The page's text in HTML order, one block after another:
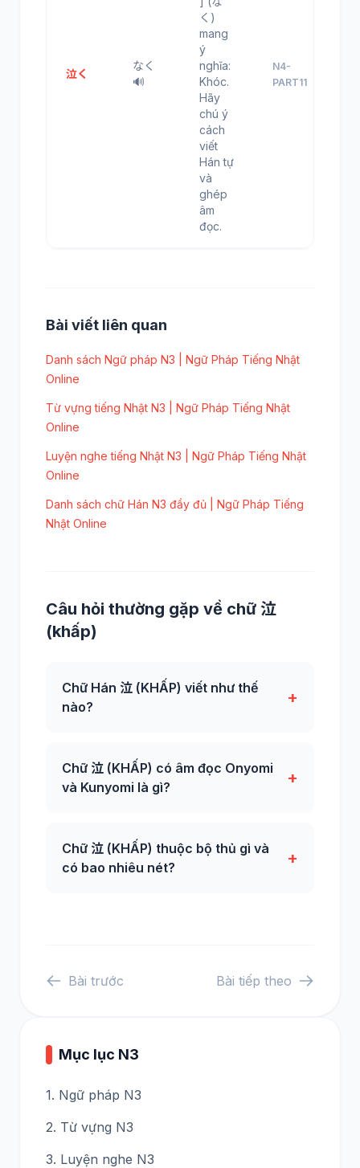
泣く
なく
🔊
く)
mang
ý
nghĩa:
Khóc.
Hãy
chú ý
cách
viết
Hán tự
và
ghép
âm
đọc.
N4-
PART11
Bài viết liên quan
Danh sách Ngữ pháp N3 | Ngữ Pháp Tiếng Nhật
Online
Từ vựng tiếng Nhật N3 | Ngữ Pháp Tiếng Nhật
Online
Luyện nghe tiếng Nhật N3 | Ngữ Pháp Tiếng Nhật
Online
Danh sách chữ Hán N3 đầy đủ | Ngữ Pháp Tiếng
Nhật Online
Câu hỏi thường gặp về chữ 泣
(khấp)
Chữ Hán 泣 (KHẤP) viết như thế
nào?
+
Chữ 泣 (KHẤP) có âm đọc Onyomi
và Kunyomi là gì?
+
Chữ 泣 (KHẤP) thuộc bộ thủ gì và
có bao nhiêu nét?
+
Bài trước Bài tiếp theo
Mục lục N3
1. Ngữ pháp N3
2. Từ vựng N3
3. Luyện nghe N3